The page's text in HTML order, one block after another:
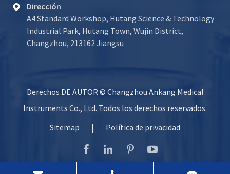

Dirección
A4 Standard Workshop, Hutang Science & Technology
Industrial Park, Hutang Town, Wujin District,
Changzhou, 213162 Jiangsu
Derechos DE AUTOR © Changzhou Ankang Medical
Instruments Co., Ltd. Todos los derechos reservados.
Sitemap
| Política de privacidad